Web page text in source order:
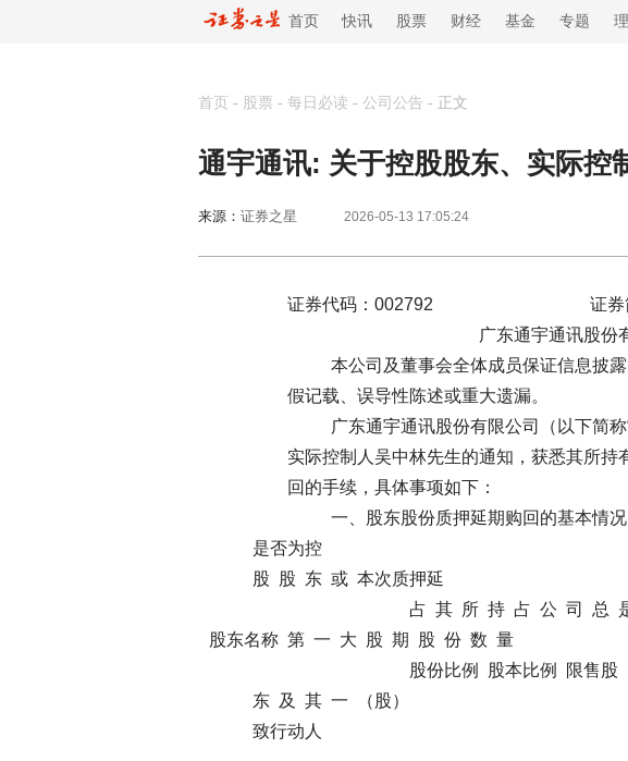
首页 快讯 股票 财经 基金 专题
首页 - 股票 - 每日必读 - 公司公告 - 正文
通宇通讯: 关于控股股东、实际控
来源： 证券之星 2026-05-13 17:05:24
证券代码：002792 证券简
广东通宇通讯股份有限
本公司及董事会全体成员保证信息披露的内
假记载、误导性陈述或重大遗漏。
广东通宇通讯股份有限公司（以下简称“公司
实际控制人吴中林先生的通知，获悉其所持有
回的手续，具体事项如下：
一、股东股份质押延期购回的基本情况
是否为控
股 股 东 或 本次质押延
占 其 所 持 占 公 司 总 是否为
股东名称 第 一 大 股 期 股
股份比例 股本比例 限售
东 及 其 一 （股）
致行动人